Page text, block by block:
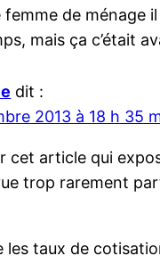
femme de ménage il
mais ça c’était
dit :
2013 à 18 h 35
cet article qui
trop rarement
les taux de